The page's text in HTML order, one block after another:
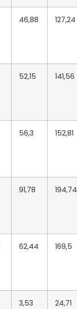
46,88 127,24
52,15 141,56
56,3 152,81
91,78 194,74
62,44 169,5
3,53 24,71